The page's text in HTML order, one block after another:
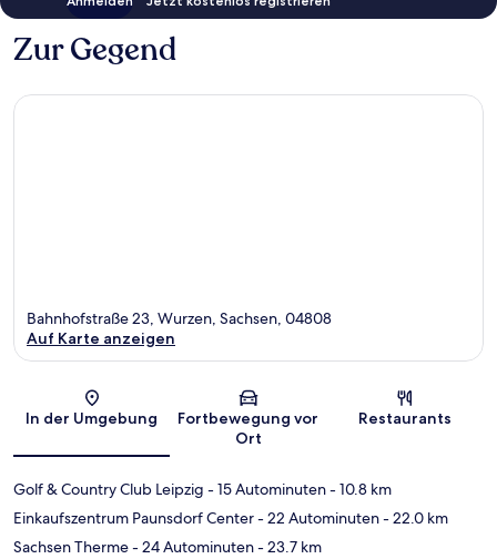
Zur Gegend
Karte
Bahnhofstraße 23, Wurzen, Sachsen, 04808
Auf Karte anzeigen
In der Umgebung
Fortbewegung vor
Ort
Restaurants
Golf & Country Club Leipzig - 15 Autominuten- 10.8 km
Einkaufszentrum Paunsdorf Center- 22 Autominuten- 22.0 km
Sachsen Therme- 24 Autominuten- 23.7 km